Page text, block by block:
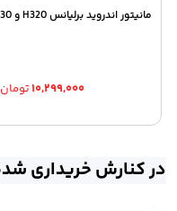
مانیتور اندروید برلیانس H320 و H330
۱۰,۲۹۹,۰۰۰تومان
در کنارش خریداری